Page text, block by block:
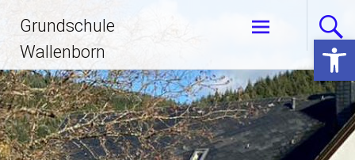
Inhalt
springen
Grundschule
Wallenborn